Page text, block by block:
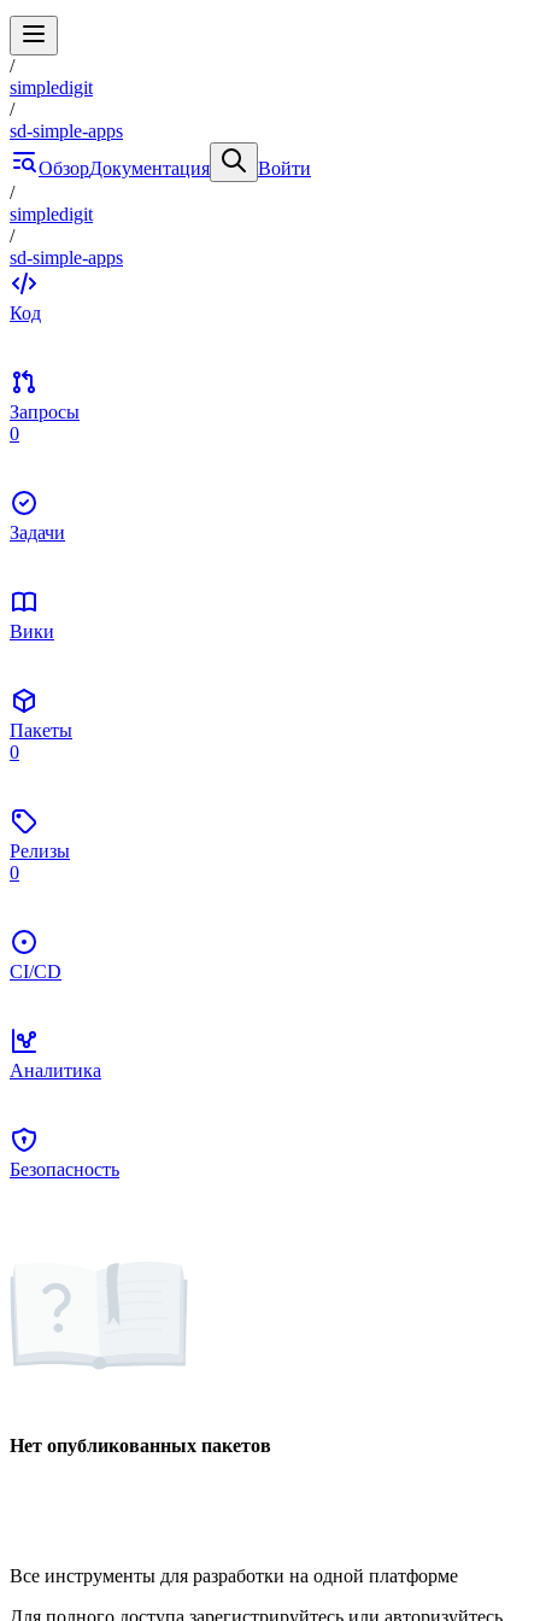
/
simpledigit
/
sd-simple-apps
ОбзорДокументация
Войти
/
simpledigit
/
sd-simple-apps
Код
Запросы
0
Задачи
Вики
Пакеты
0
Релизы
0
CI/CD
Аналитика
Безопасность
Нет опубликованных пакетов
Все инструменты для разработки на одной платформе
Для полного доступа зарегистрируйтесь или авторизуйтесь